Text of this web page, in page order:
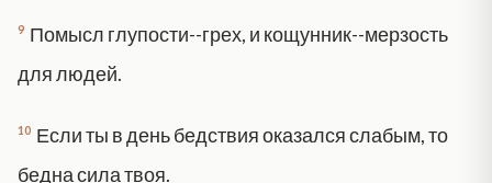
9 Помысл глупости--грех, и кощунник--мерзость
для людей.
10 Если ты в день бедствия оказался слабым, то
бедна сила твоя.